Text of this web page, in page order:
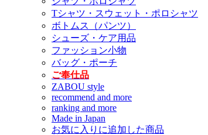
Tシャツ・スウェット・ポロシャツ
ボトムス（パンツ）
シューズ・ケア用品
ファッション小物
バッグ・ポーチ
ご奉仕品
ZABOU style
recommend and more
ranking and more
Made in Japan
お気に入りに追加した商品